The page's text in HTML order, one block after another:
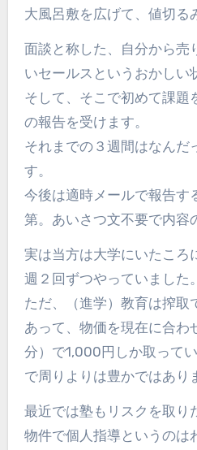
大風呂敷を広げて、値切る
面談と称した、自分から売
いセールスというおかしい
そして、そこで初めて課題
の報告を受けます。
それまでの３週間はなんだ
す。
今後は適時メールで報告す
第。あいさつ文不要で内容
実は当方は大学にいたころ
週２回ずつやっていました。
ただ、（進学）教育は搾取
あって、物価を現在に合わ
分）で1,000円しか取って
で周りよりは豊かではあり
最近では塾もリスクを取り
物件で個人指導というのは